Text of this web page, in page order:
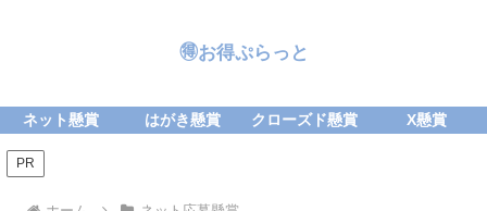
🉐お得ぷらっと
ネット懸賞 はがき懸賞 クローズド懸賞 X懸賞
PR